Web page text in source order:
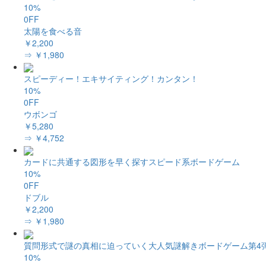
10%
0FF
太陽を食べる音
￥2,200
⇒ ￥1,980
スピーディー！エキサイティング！カンタン！
10%
0FF
ウボンゴ
￥5,280
⇒ ￥4,752
カードに共通する図形を早く探すスピード系ボードゲーム
10%
0FF
ドブル
￥2,200
⇒ ￥1,980
質問形式で謎の真相に迫っていく大人気謎解きボードゲーム第4
10%